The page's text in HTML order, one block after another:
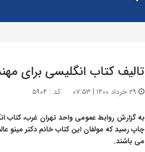
تالیف کتاب انگلیسی برای
کد : ۵۹۰۴
به گزارش روابط عمومی واحد تهران غرب، کتاب
چاپ رسید که مولفان این کتاب خانم دکتر مینو
می باشند.